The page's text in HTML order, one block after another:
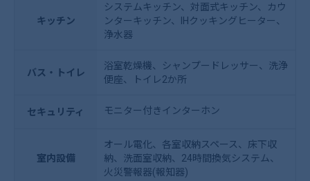
キッチン
システムキッチン、対面式キッチン、カウ
ンターキッチン、IHクッキングヒーター、
浄水器
バス・トイレ
浴室乾燥機、シャンプードレッサー、洗浄
便座、トイレ2か所
セキュリティ モニター付きインターホン
室内設備
オール電化、各室収納スペース、床下収
納、洗面室収納、24時間換気システム、
火災警報器(報知器)